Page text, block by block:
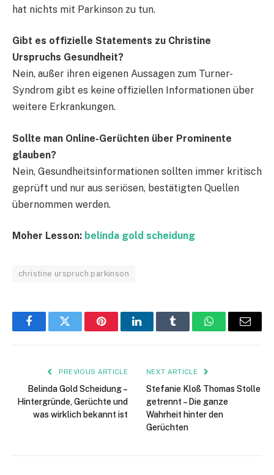
hat nichts mit Parkinson zu tun.
Gibt es offizielle Statements zu Christine
Urspruchs Gesundheit?
Nein, außer ihren eigenen Aussagen zum Turner-
Syndrom gibt es keine offiziellen Informationen über
weitere Erkrankungen.
Sollte man Online-Gerüchten über Prominente
glauben?
Nein, Gesundheitsinformationen sollten immer kritisch
geprüft und nur aus seriösen, bestätigten Quellen
übernommen werden.
Moher Lesson: belinda gold scheidung
christine urspruch parkinson
FacebookTwitter PinterestLinkedInTumblr WhatsAppEmail
PREVIOUS ARTICLE
Belinda Gold Scheidung –
Hintergründe, Gerüchte und
was wirklich bekannt ist
NEXT ARTICLE
Stefanie Kloß Thomas Stolle
getrennt – Die ganze
Wahrheit hinter den
Gerüchten